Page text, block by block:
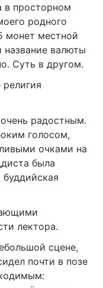
в просторном
родного
монет местной
название валюты
Суть в другом.
радостным.
голосом,
очками на
была
буддийская
лектора.
сцене,
почти в позе